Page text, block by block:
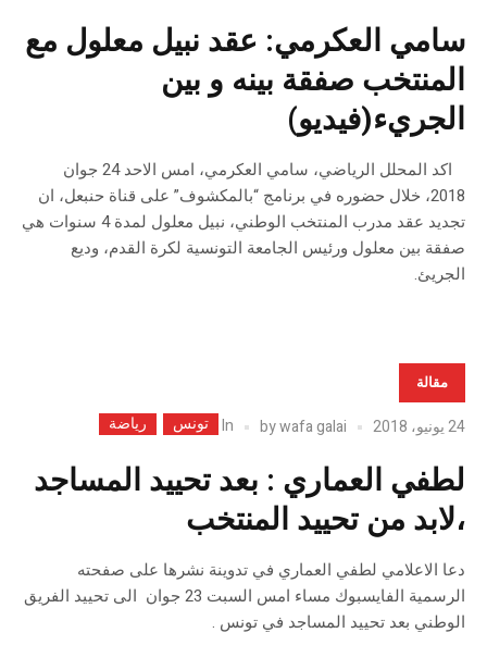
سامي العكرمي: عقد نبيل معلول مع
المنتخب صفقة بينه و بين
الجريء(فيديو)
اكد المحلل الرياضي، سامي العكرمي، امس الاحد 24 جوان
2018، خلال حضوره في برنامج “بالمكشوف” على قناة حنبعل، ان
تجديد عقد مدرب المنتخب الوطني، نبيل معلول لمدة 4 سنوات هي
صفقة بين معلول ورئيس الجامعة التونسية لكرة القدم، وديع
الجريئ.
مقالة
24 يونيو، 2018 bywafa galai
In تونس رياضة
لطفي العماري : بعد تحييد المساجد
،لابد من تحييد المنتخب
دعا الاعلامي لطفي العماري في تدوينة نشرها على صفحته
الرسمية الفايسبوك مساء امس السبت 23 جوان الى تحييد الفريق
الوطني بعد تحييد المساجد في تونس .